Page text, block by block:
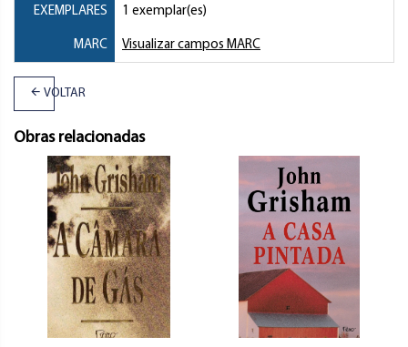
EXEMPLARES 1 exemplar(es)
MARC Visualizar campos MARC
VOLTAR
Obras relacionadas